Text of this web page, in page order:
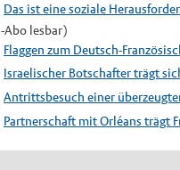
Das ist eine soziale
Abo lesbar)
Flaggen zum Deutsch-
Antrittsbesuch einer
Partnerschaft mit Orléans trägt